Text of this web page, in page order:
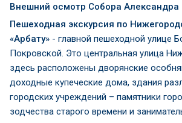
Внешний осмотр Собора Александра
Пешеходная экскурсия по
«Арбату» - главной пешеходной улице
Покровской. Это центральная улица
здесь расположены дворянские
доходные купеческие дома, здания
городских учреждений – памятники
зодчества старого времени и